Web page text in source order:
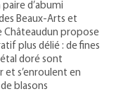
paire d’abumi
Beaux-Arts et
Châteaudun propose
plus délié : de fines
doré sont
et s’enroulent en
blasons